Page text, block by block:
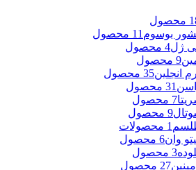
بوسوم 11 محصول
ژل4 محصول
9 محصول
انجلین35 محصول
31 محصول
7 محصول
9 محصول
1 محصولات
وان6 محصول
3 محصول
27 محصول